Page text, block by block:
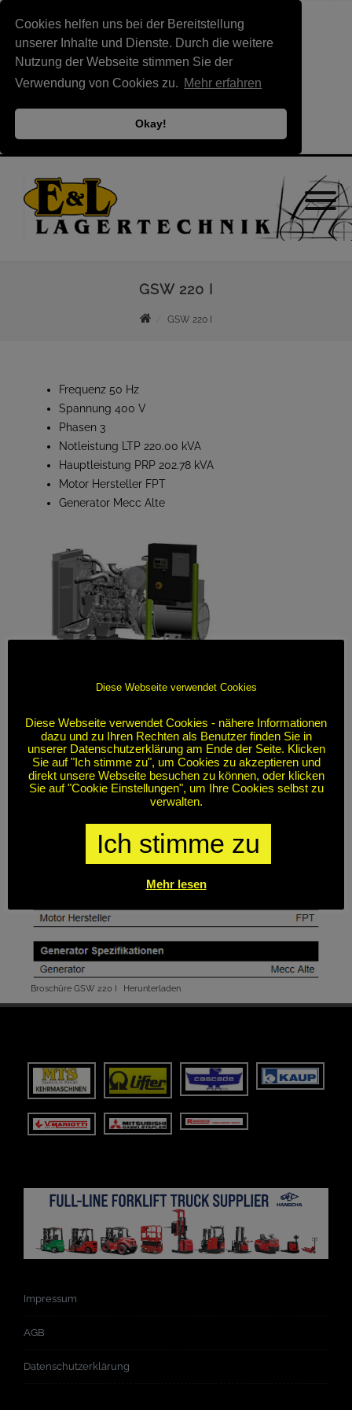
Cookies helfen uns bei der Bereitstellung
unserer Inhalte und Dienste. Durch die weitere
Nutzung der Webseite stimmen Sie der
Verwendung von Cookies zu. Mehr erfahren
Okay!
GSW 220 I
GSW 220 I
Frequenz 50 Hz
Spannung 400 V
Phasen 3
Notleistung LTP 220.00 kVA
Hauptleistung PRP 202.78 kVA
Motor Hersteller FPT
Generator Mecc Alte
Broschüre GSW 220 I Herunterladen
Impressum
AGB
Datenschutzerklärung
Diese Webseite verwendet Cookies
Diese Webseite verwendet Cookies - nähere Informationen
dazu und zu Ihren Rechten als Benutzer finden Sie in
unserer Datenschutzerklärung am Ende der Seite. Klicken
Sie auf "Ich stimme zu", um Cookies zu akzeptieren und
direkt unsere Webseite besuchen zu können, oder klicken
Sie auf "Cookie Einstellungen", um Ihre Cookies selbst zu
verwalten.
Ich stimme zu
Mehr lesen